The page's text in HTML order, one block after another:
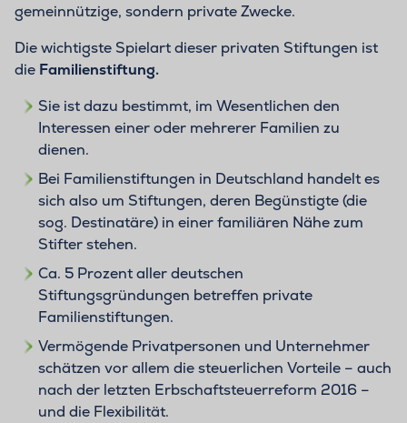
gemeinnützige, sondern private Zwecke.
Die wichtigste Spielart dieser privaten Stiftungen ist
die Familienstiftung.
Sie ist dazu bestimmt, im Wesentlichen den
Interessen einer oder mehrerer Familien zu
dienen.
Bei Familienstiftungen in Deutschland handelt es
sich also um Stiftungen, deren Begünstigte (die
sog. Destinatäre) in einer familiären Nähe zum
Stifter stehen.
Ca. 5 Prozent aller deutschen
Stiftungsgründungen betreffen private
Familienstiftungen.
Vermögende Privatpersonen und Unternehmer
schätzen vor allem die steuerlichen Vorteile – auch
nach der letzten Erbschaftsteuerreform 2016 –
und die Flexibilität.